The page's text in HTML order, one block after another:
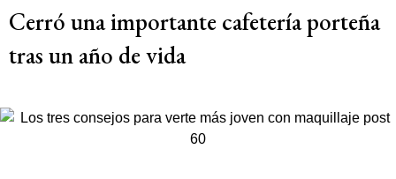
Cerró una importante cafetería porteña
tras un año de vida